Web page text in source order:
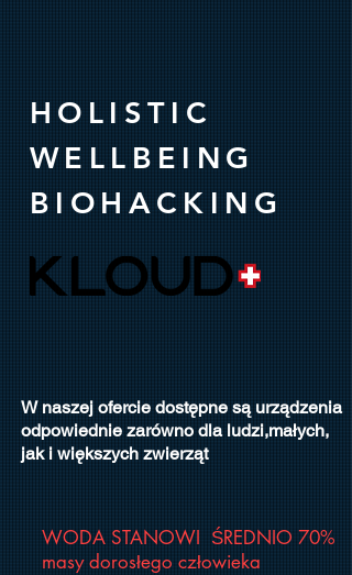
HOLISTIC
WELLBEING
BIOHACKING
W naszej ofercie dostępne są urządzenia
odpowiednie zarówno dla ludzi,małych,
jak i większych zwierząt
WODA STANOWI ŚREDNIO 70%
masy dorosłego człowieka